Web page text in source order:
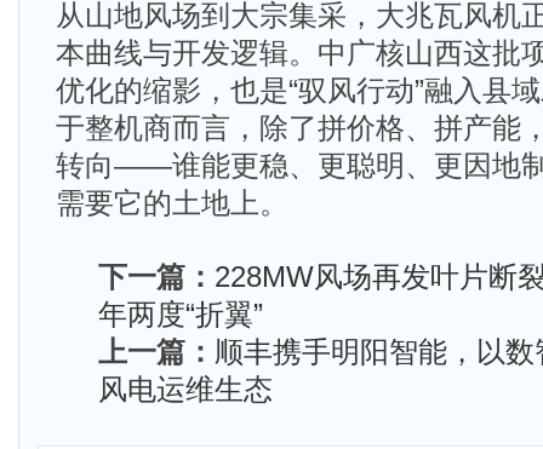
从山地风场到大宗集采，大兆瓦风机
本曲线与开发逻辑。中广核山西这批
优化的缩影，也是“驭风行动”融入县
于整机商而言，除了拼价格、拼产能
转向——谁能更稳、更聪明、更因地
需要它的土地上。
下一篇： 228MW风场再发叶片断
年两度“折翼”
上一篇： 顺丰携手明阳智能，以
风电运维生态